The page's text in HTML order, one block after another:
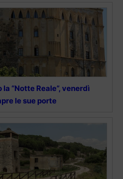
“Notte Reale”, venerdì
le sue porte